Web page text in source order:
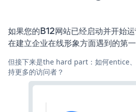
如果您的B12网站已经启动并开始
在建立企业在线形象方面遇到的第
但接下来是the hard part：如何entice
持更多的访问者？